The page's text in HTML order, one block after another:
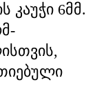
კაუჭი 6მმ.